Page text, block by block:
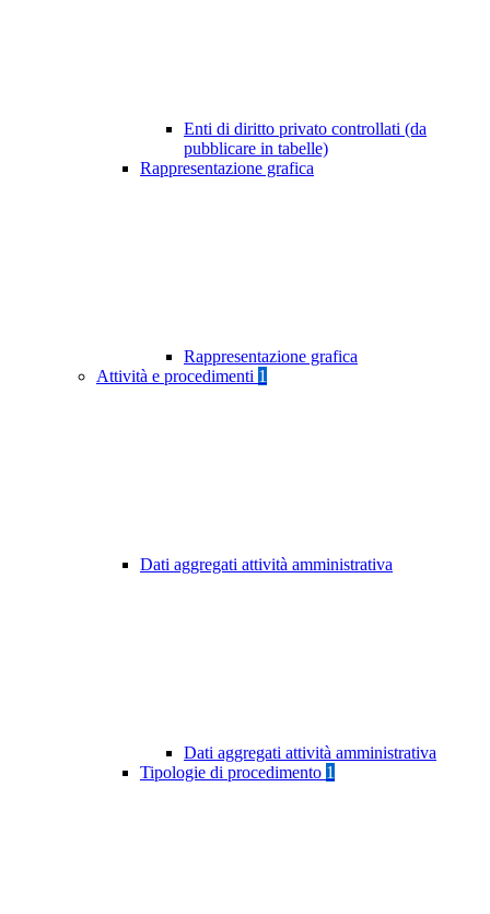
Enti di diritto privato controllati (da
pubblicare in tabelle)
Rappresentazione grafica
Rappresentazione grafica
Attività e procedimenti 1
Dati aggregati attività amministrativa
Dati aggregati attività amministrativa
Tipologie di procedimento 1